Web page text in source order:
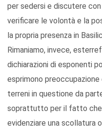
per sedersi e discutere
verificare le volontà e la
la propria presenza in
Rimaniamo, invece,
dichiarazioni di esponenti
esprimono preoccupazione
terreni in questione da
soprattutto per il fatto
evidenziare una scollatura